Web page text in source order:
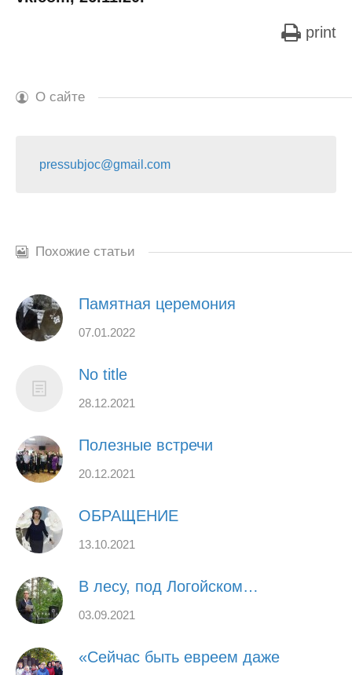
print
О сайте
pressubjoc@gmail.com
Похожие статьи
Памятная церемония
07.01.2022
No title
28.12.2021
Полезные встречи
20.12.2021
ОБРАЩЕНИЕ
13.10.2021
В лесу, под Логойском…
03.09.2021
«Сейчас быть евреем даже